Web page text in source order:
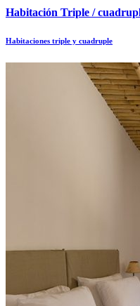
Habitación Triple /
Habitaciones triple y cuadruple